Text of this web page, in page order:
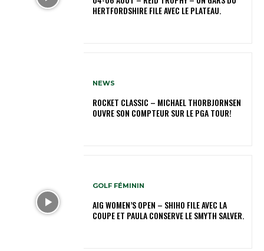
HERTFORDSHIRE FILE AVEC LE PLATEAU.
NEWS
ROCKET CLASSIC – MICHAEL THORBJORNSEN
OUVRE SON COMPTEUR SUR LE PGA TOUR!
GOLF FÉMININ
AIG WOMEN’S OPEN – SHIHO FILE AVEC LA
COUPE ET PAULA CONSERVE LE SMYTH SALVER.